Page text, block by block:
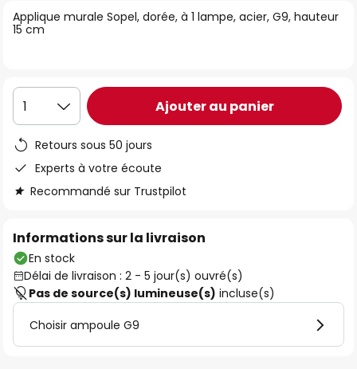
of
the
Applique murale Sopel, dorée, à 1 lampe, acier, G9, hauteur
15 cm
1 Ajouter au panier
Retours sous 50 jours
Experts à votre écoute
Recommandé sur Trustpilot
Informations sur la livraison
En stock
Délai de livraison : 2 - 5 jour(s) ouvré(s)
Pas de source(s) lumineuse(s) incluse(s)
Choisir ampoule G9